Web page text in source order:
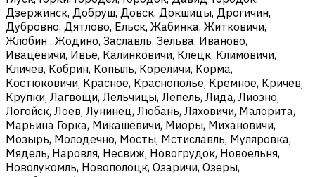
Дзержинск, Добруш, Довск, Докшицы, Дрогичин,
Дубровно, Дятлово, Ельск, Жабинка, Житковичи,
Жлобин , Жодино, Заславль, Зельва, Иваново,
Ивацевичи, Ивье, Калинковичи, Клецк, Климовичи,
Кличев, Кобрин, Копыль, Кореличи, Корма,
Костюковичи, Красное, Краснополье, Кремное, Кричев,
Крупки, Лагвощи, Лельчицы, Лепель, Лида, Лиозно,
Логойск, Лоев, Лунинец, Любань, Ляховичи, Малорита,
Марьина Горка, Микашевичи, Миоры, Михановичи,
Мозырь, Молодечно, Мосты, Мстиславль, Муляровка,
Мядель, Наровля, Несвиж, Новогрудок, Новоельня,
Новолукомль, Новополоцк, Озаричи, Озеры,